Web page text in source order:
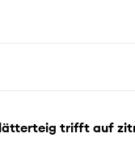
trifft auf